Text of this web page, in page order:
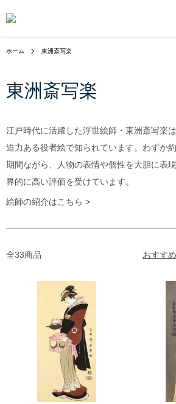
ホーム 東洲斎写楽
東洲斎写楽
江戸時代に活躍した浮世絵師・東洲斎写楽
迫力ある役者絵で知られています。わずか
期間ながら、人物の表情や個性を大胆に表
界的に高い評価を受けています。
絵師の紹介はこちら >
全33商品 おすす